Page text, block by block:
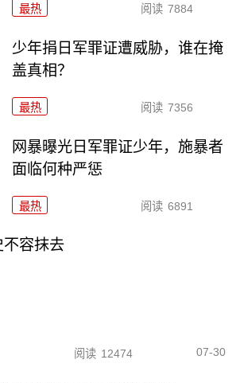
最热 阅读 7884
少年捐日军罪证遭威胁，谁在掩
盖真相？
最热 阅读 7356
网暴曝光日军罪证少年，施暴者
面临何种严惩
最热 阅读 6891
容抹去
阅读 12474 07-30